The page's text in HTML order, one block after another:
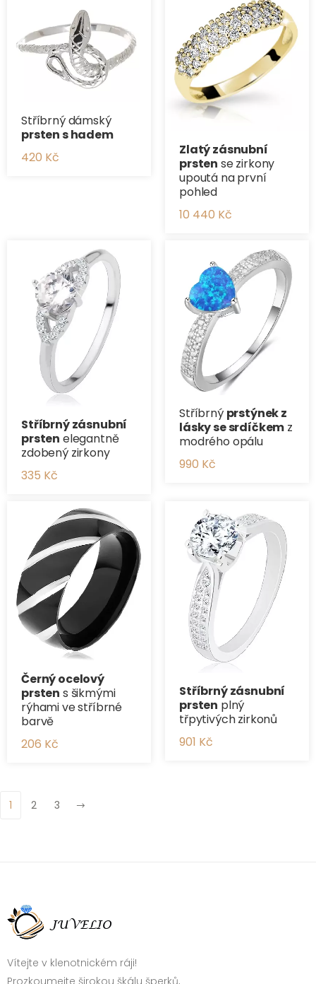
Stříbrný dámský
prsten s hadem
420 Kč
Zlatý zásnubní
prsten se zirkony
upoutá na první
pohled
10 440 Kč
Stříbrný zásnubní
prsten elegantně
zdobený zirkony
335 Kč
Stříbrný prstýnek z
lásky se srdíčkem z
modrého opálu
990 Kč
Černý ocelový
prsten s šikmými
rýhami ve stříbrné
barvě
206 Kč
Stříbrný zásnubní
prsten plný
třpytivých zirkonů
901 Kč
1 2 3
Vítejte v klenotnickém ráji!